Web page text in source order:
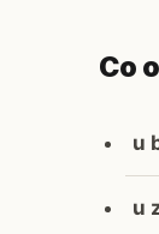
Co
u
u